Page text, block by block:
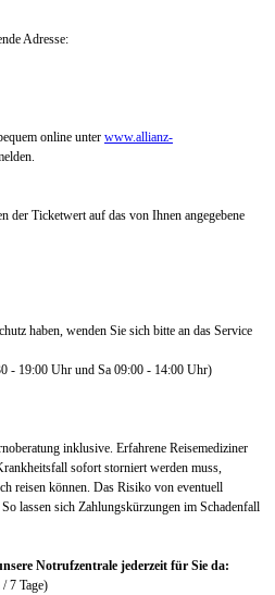
Adresse:
online unter www.allianz-
der Ticketwert auf das von Ihnen angegebene
haben, wenden Sie sich bitte an das Service
- 19:00 Uhr und Sa 09:00 - 14:00 Uhr)
inklusive. Erfahrene Reisemediziner
sofort storniert werden muss,
reisen können. Das Risiko von eventuell
lassen sich Zahlungskürzungen im Schadenfall
Notrufzentrale jederzeit für Sie da:
7 Tage)